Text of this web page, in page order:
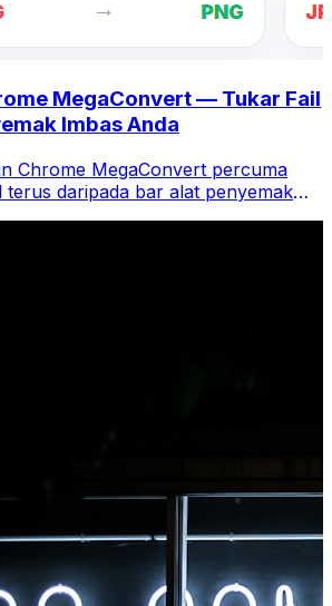
MegaConvert — Tukar Fail
Imbas Anda
Chrome MegaConvert percuma
daripada bar alat penyemak